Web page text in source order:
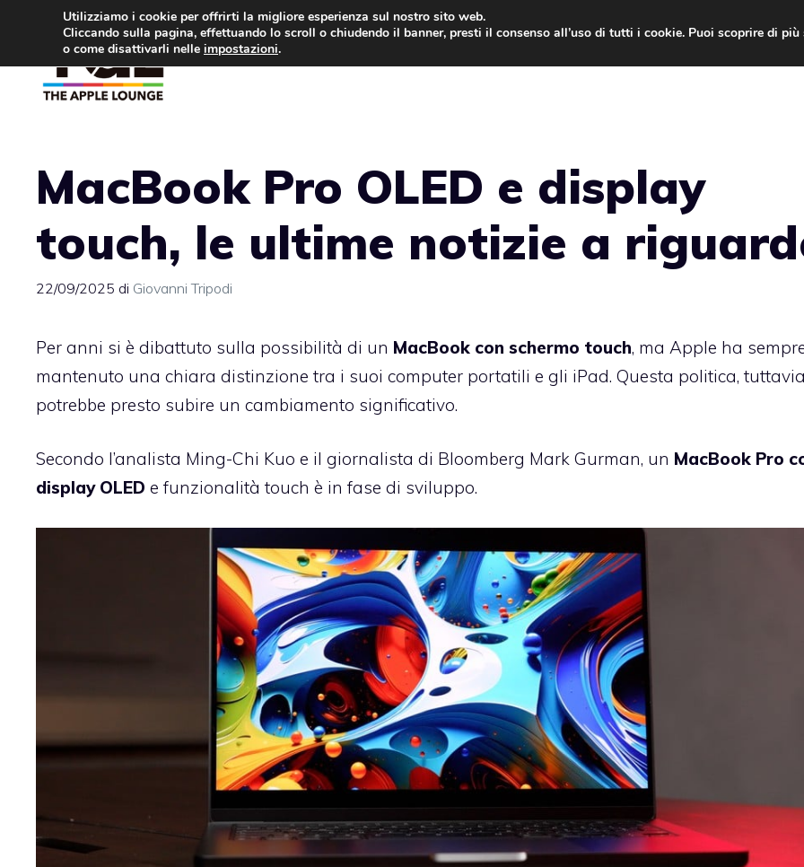
contenuto
MacBook Pro OLED e display
touch, le ultime notizie a
22/09/2025 di Giovanni Tripodi
Per anni si è dibattuto sulla possibilità di un MacBook con schermo touch, ma Apple ha
mantenuto una chiara distinzione tra i suoi computer portatili e gli iPad. Questa politica,
potrebbe presto subire un cambiamento significativo.
Secondo l’analista Ming-Chi Kuo e il giornalista di Bloomberg Mark Gurman, un MacBook Pro
display OLED e funzionalità touch è in fase di sviluppo.
Utilizziamo i cookie per offrirti la migliore esperienza sul nostro sito web.
Cliccando sulla pagina, effettuando lo scroll o chiudendo il banner, presti il consenso all’uso di tutti i cookie. Puoi scoprire di
o come disattivarli nelle impostazioni.